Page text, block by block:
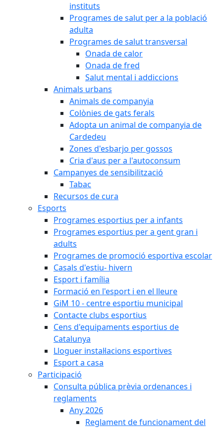
instituts
Programes de salut per a la població
adulta
Programes de salut transversal
Onada de calor
Onada de fred
Salut mental i addiccions
Animals urbans
Animals de companyia
Colònies de gats ferals
Adopta un animal de companyia de
Cardedeu
Zones d'esbarjo per gossos
Cria d'aus per a l'autoconsum
Campanyes de sensibilització
Tabac
Recursos de cura
Esports
Programes esportius per a infants
Programes esportius per a gent gran i
adults
Programes de promoció esportiva escolar
Casals d'estiu- hivern
Esport i família
Formació en l'esport i en el lleure
GiM 10 - centre esportiu municipal
Contacte clubs esportius
Cens d'equipaments esportius de
Catalunya
Lloguer instal·lacions esportives
Esport a casa
Participació
Consulta pública prèvia ordenances i
reglaments
Any 2026
Reglament de funcionament del